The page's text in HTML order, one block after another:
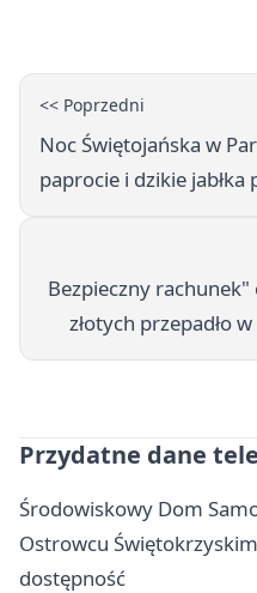
<< Poprzedni
Noc Świętojańska w
paprocie i dzikie jabłka
Bezpieczny rachunek"
złotych przepadło
Przydatne dane
Środowiskowy Dom
Ostrowcu
dostępność